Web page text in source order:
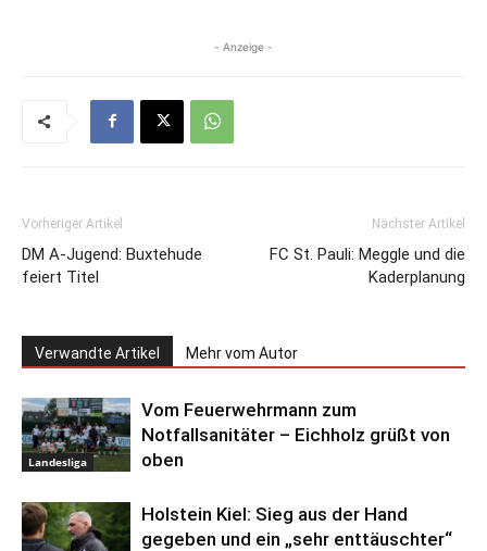
- Anzeige -
Vorheriger Artikel
DM A-Jugend: Buxtehude
feiert Titel
Nächster Artikel
FC St. Pauli: Meggle und die
Kaderplanung
Verwandte Artikel Mehr vom Autor
Landesliga
Vom Feuerwehrmann zum
Notfallsanitäter – Eichholz grüßt von
oben
Holstein Kiel: Sieg aus der Hand
gegeben und ein „sehr enttäuschter“